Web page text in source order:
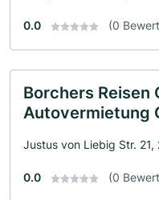
0.0 (0
Borchers Reisen
Autovermietung
Justus von Liebig Str.
0.0 (0